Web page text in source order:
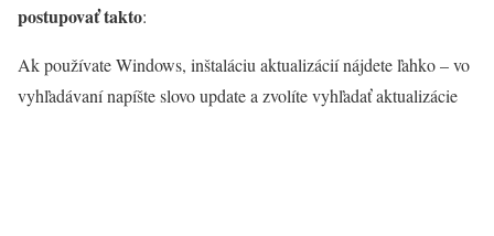
postupovať takto:
Ak používate Windows, inštaláciu aktualizácií nájdete ľahko – vo
vyhľadávaní napíšte slovo update a zvolíte vyhľadať aktualizácie